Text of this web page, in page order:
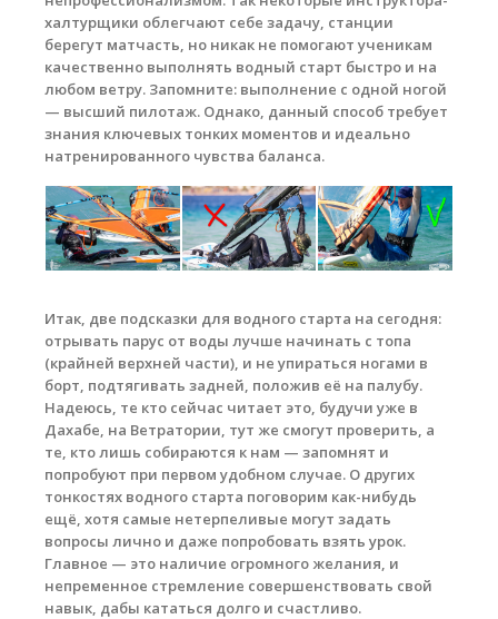
халтурщики облегчают себе задачу, станции
берегут матчасть, но никак не помогают ученикам
качественно выполнять водный старт быстро и на
любом ветру. Запомните: выполнение с одной ногой
— высший пилотаж. Однако, данный способ требует
знания ключевых тонких моментов и идеально
натренированного чувства баланса.
Итак, две подсказки для водного старта на сегодня:
отрывать парус от воды лучше начинать с топа
(крайней верхней части), и не упираться ногами в
борт, подтягивать задней, положив её на палубу.
Надеюсь, те кто сейчас читает это, будучи уже в
Дахабе, на Ветратории, тут же смогут проверить, а
те, кто лишь собираются к нам — запомнят и
попробуют при первом удобном случае. О других
тонкостях водного старта поговорим как-нибудь
ещё, хотя самые нетерпеливые могут задать
вопросы лично и даже попробовать взять урок.
Главное — это наличие огромного желания, и
непременное стремление совершенствовать свой
навык, дабы кататься долго и счастливо.